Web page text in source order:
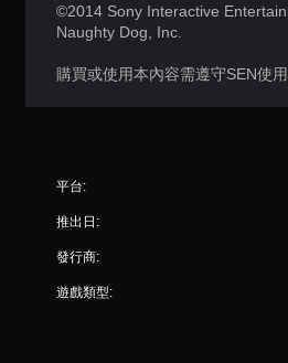
©2014 Sony Interactive
Naughty Dog, Inc.
購買或使用本內容需遵守SEN使
平台:
推出日:
發行商:
遊戲類型: